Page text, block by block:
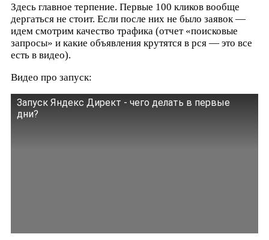
Здесь главное терпение. Первые 100 кликов вообще
дергаться не стоит. Если после них не было заявок —
идем смотрим качество трафика (отчет «поисковые
запросы» и какие объявления крутятся в рся — это все
есть в видео).
Видео про запуск:
Запуск Яндекс Директ - чего делать в первые
дни?